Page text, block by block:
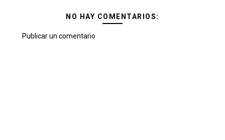
NO HAY COMENTARIOS:
Publicar un comentario